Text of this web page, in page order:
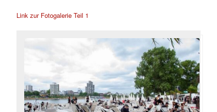
Link zur Fotogalerie Teil 1